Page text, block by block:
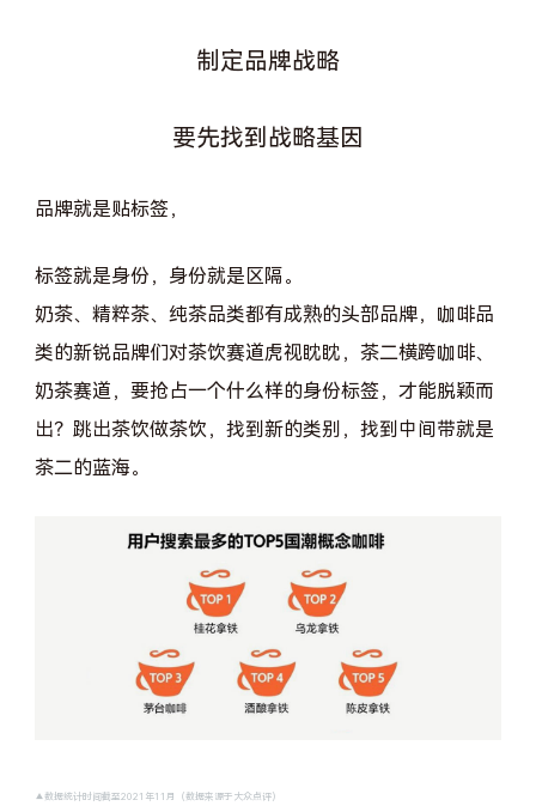
制定品牌战略
要先找到战略基因
品牌就是贴标签，
标签就是身份，身份就是区隔。
奶茶、精粹茶、纯茶品类都有成熟的头部品牌，咖啡品
类的新锐品牌们对茶饮赛道虎视眈眈，茶二横跨咖啡、
奶茶赛道，要抢占一个什么样的身份标签，才能脱颖而
出？跳出茶饮做茶饮，找到新的类别，找到中间带就是
茶二的蓝海。
▲数据统计时间截至2021年11月（数据来源于大众点评）